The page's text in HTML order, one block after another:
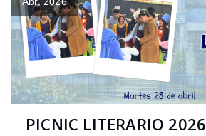
PICNIC LITERARIO 2026